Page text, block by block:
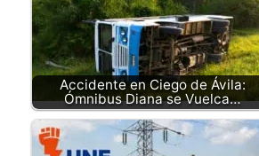
Accidente en Ciego de Ávila:
Ómnibus Diana se Vuelca…